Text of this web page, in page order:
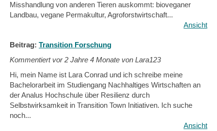
Misshandlung von anderen Tieren auskommt: bioveganer
Landbau, vegane Permakultur, Agroforstwirtschaft...
Ansicht
Beitrag: Transition Forschung
Kommentiert vor2 Jahre 4 Monate von Lara123
Hi, mein Name ist Lara Conrad und ich schreibe meine
Bachelorarbeit im Studiengang Nachhaltiges Wirtschaften an
der Analus Hochschule über Resilienz durch
Selbstwirksamkeit in Transition Town Initiativen. Ich suche
noch...
Ansicht